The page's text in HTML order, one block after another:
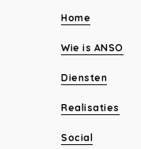
Home
Wie is ANSO
Diensten
Realisaties
Social